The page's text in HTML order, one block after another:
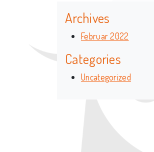
Archives
Februar 2022
Categories
Uncategorized